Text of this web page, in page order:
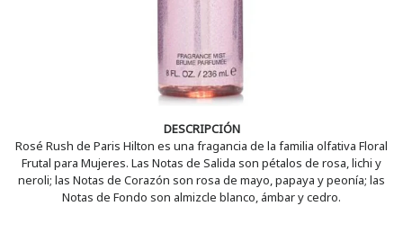
DESCRIPCIÓN
Rosé Rush de Paris Hilton es una fragancia de la familia olfativa Floral
Frutal para Mujeres. Las Notas de Salida son pétalos de rosa, lichi y
neroli; las Notas de Corazón son rosa de mayo, papaya y peonía; las
Notas de Fondo son almizcle blanco, ámbar y cedro.